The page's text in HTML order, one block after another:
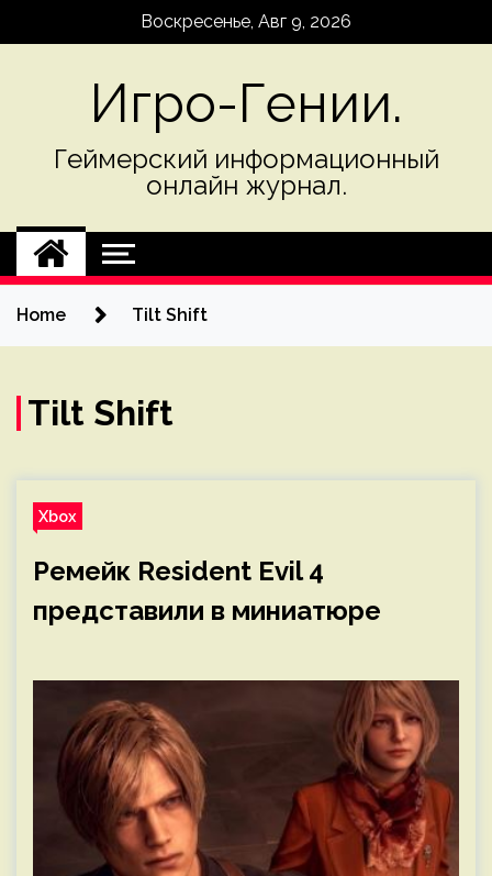
Воскресенье, Авг 9, 2026
Игро-Гении.
Геймерский информационный
онлайн журнал.
Home Tilt Shift
Tilt Shift
Xbox
Ремейк Resident Evil 4
представили в миниатюре